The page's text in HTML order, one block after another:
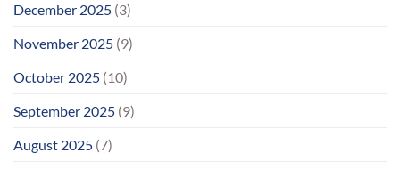
December 2025 (3)
November 2025 (9)
October 2025 (10)
September 2025 (9)
August 2025 (7)